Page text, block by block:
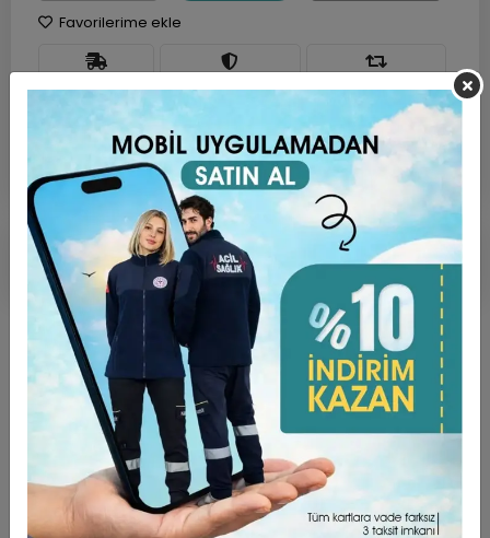
Favorilerime ekle
Ürün Açıklaması Garanti ve Teslimat
Taksit Seçenekleri Yorumlar
Özel Güvenlik Triko Bere, hem şık hem de güvenli bir
görünüm sunar. Çift katlı özel tasarımı sayesinde soğuk
havalarda bile sizi sıcak tutar. Özel güvenlik logolu detayıyla
işinizde profesyonel bir imaj sergilemenize yardımcı olur.
Güvenliği ve konforu bir arada arayanlar için ideal bir